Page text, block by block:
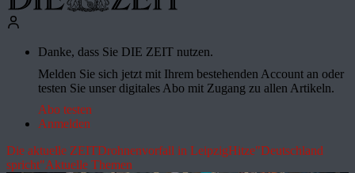
Danke, dass Sie DIE ZEIT nutzen.
Melden Sie sich jetzt mit Ihrem bestehenden Account an oder
testen Sie unser digitales Abo mit Zugang zu allen Artikeln.
Abo testen
Anmelden
Die aktuelle ZEITDrohnenvorfall in LeipzigHitze"Deutschland
spricht"Aktuelle Themen